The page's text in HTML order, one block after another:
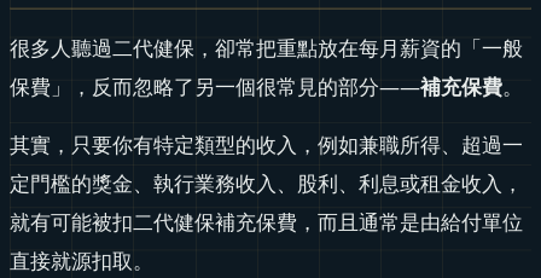
很多人聽過二代健保，卻常把重點放在每月薪資的「一般
保費」，反而忽略了另一個很常見的部分——補充保費。
其實，只要你有特定類型的收入，例如兼職所得、超過一
定門檻的獎金、執行業務收入、股利、利息或租金收入，
就有可能被扣二代健保補充保費，而且通常是由給付單位
直接就源扣取。